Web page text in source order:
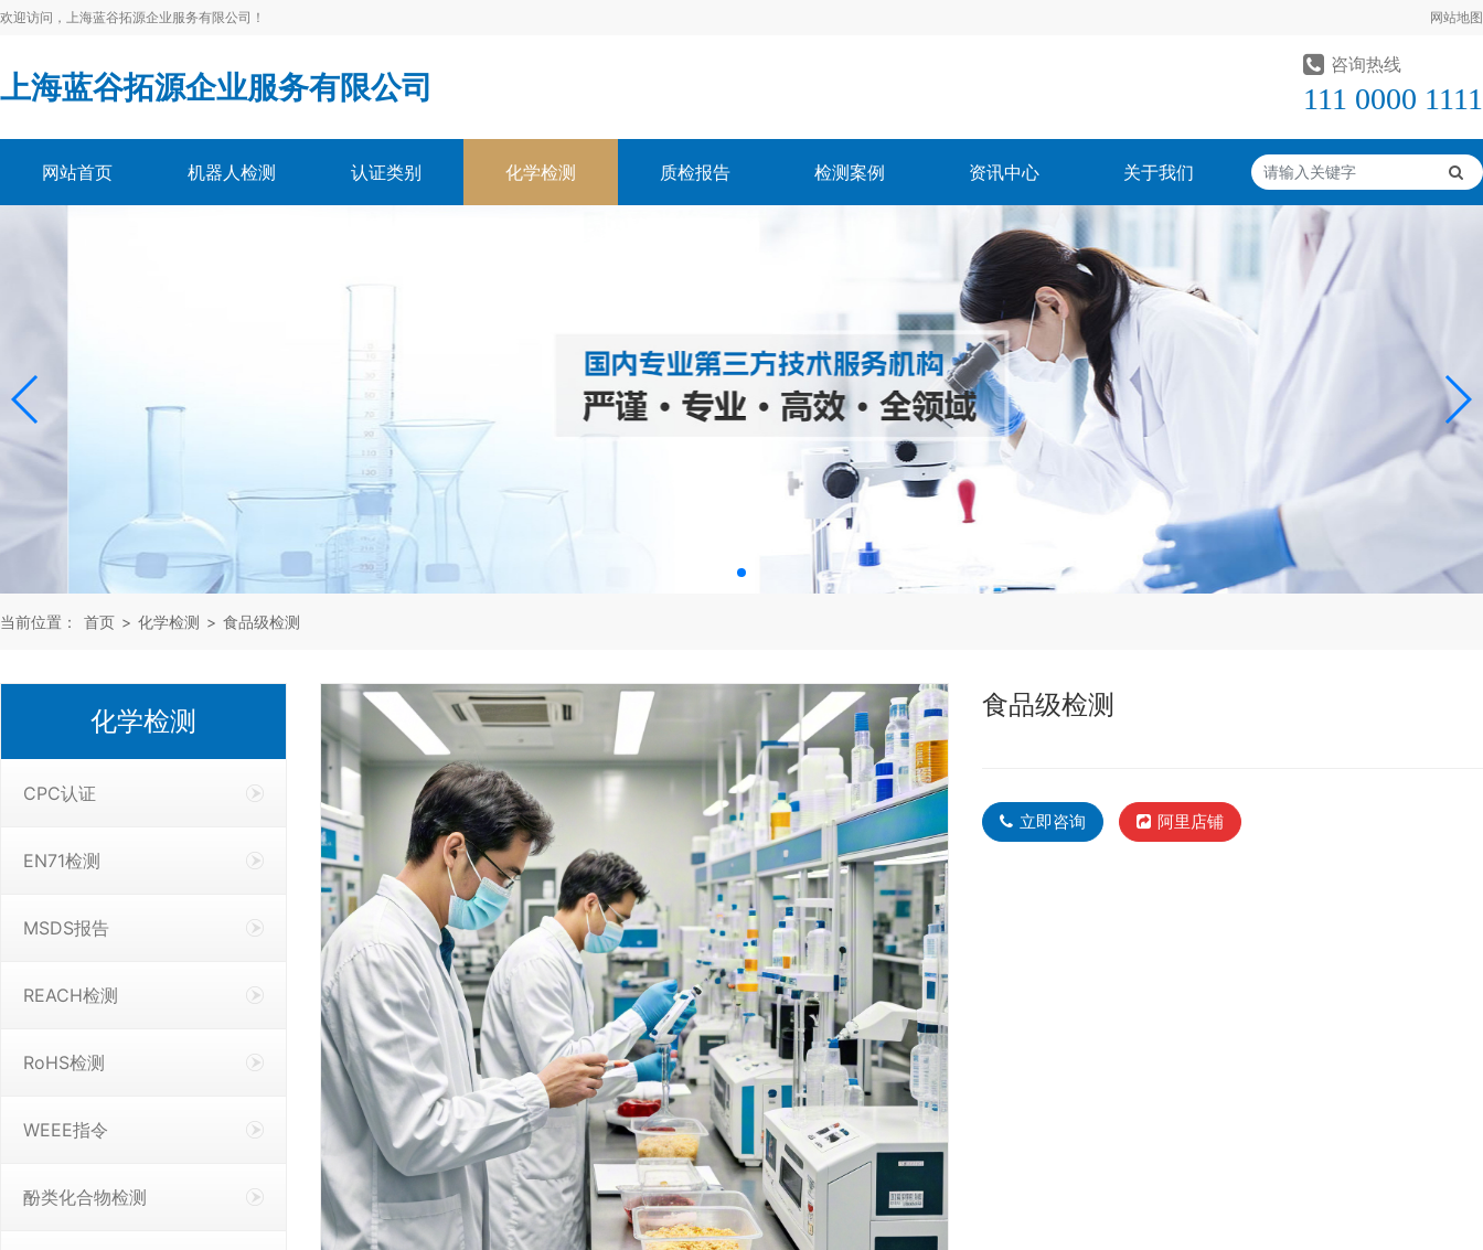
欢迎访问，上海蓝谷拓源企业服务有限公司！ 网站地图
上海蓝谷拓源企业服务有限公司
咨询热线
111 0000 1111
网站首页 机器人检测 认证类别 化学检测 质检报告 检测案例 资讯中心 关于我们
当前位置： 首页 > 化学检测 > 食品级检测
化学检测
CPC认证
EN71检测
MSDS报告
REACH检测
RoHS检测
WEEE指令
酚类化合物检测
食品级检测
立即咨询 阿里店铺